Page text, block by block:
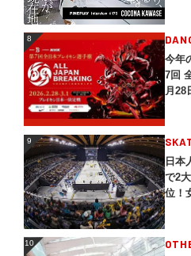
8
今年
7回
月28
9
日本
で2
位！
10